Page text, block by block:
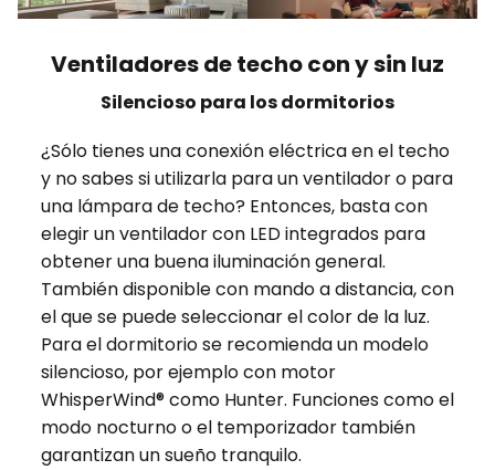
Ventiladores de techo con y sin luz
Silencioso para los dormitorios
¿Sólo tienes una conexión eléctrica en el techo
y no sabes si utilizarla para un ventilador o para
una lámpara de techo? Entonces, basta con
elegir un ventilador con LED integrados para
obtener una buena iluminación general.
También disponible con mando a distancia, con
el que se puede seleccionar el color de la luz.
Para el dormitorio se recomienda un modelo
silencioso, por ejemplo con motor
WhisperWind® como Hunter. Funciones como el
modo nocturno o el temporizador también
garantizan un sueño tranquilo.